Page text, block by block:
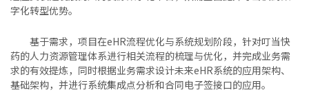
字化转型优势。
基于需求，项目在eHR流程优化与系统规划阶段，针对叮当快
药的人力资源管理体系进行相关流程的梳理与优化，并完成业务需
求的有效提炼，同时根据业务需求设计未来eHR系统的应用架构、
基础架构，并进行系统集成点分析和合同电子签接口的应用。